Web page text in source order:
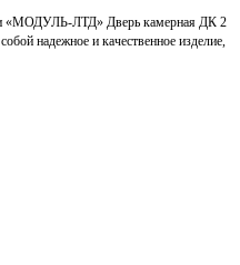
«МОДУЛЬ-ЛТД» Дверь камерная ДК 2
надежное и качественное изделие,